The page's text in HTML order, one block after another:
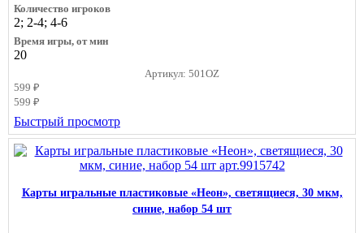
Количество игроков
2; 2-4; 4-6
Время игры, от мин
20
Артикул: 501OZ
599 ₽
599 ₽
Быстрый просмотр
Карты игральные пластиковые «Неон», светящиеся, 30 мкм,
синие, набор 54 шт